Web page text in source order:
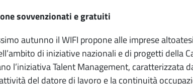
sovvenzionati e gratuiti
autunno il WIFI propone alle imprese
di iniziative nazionali e di progetti della
l’iniziativa Talent Management, caratterizzata
del datore di lavoro e la continuità